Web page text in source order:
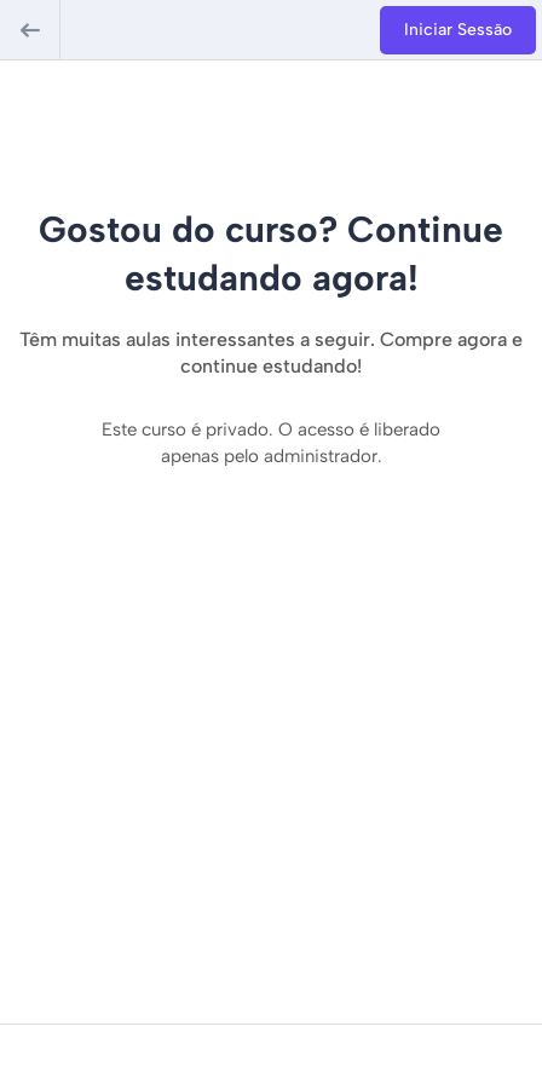
Iniciar Sessão
Gostou do curso? Continue
estudando agora!
Têm muitas aulas interessantes a seguir. Compre agora e
continue estudando!
Este curso é privado. O acesso é liberado
apenas pelo administrador.